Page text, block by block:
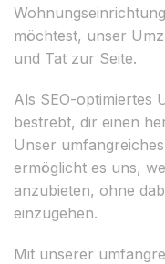
möchtest, unser
und Tat zur Seite.
Als SEO-optimiertes
bestrebt, dir einen
Unser
ermöglicht es uns,
anzubieten, ohne
einzugehen.
Mit unserer